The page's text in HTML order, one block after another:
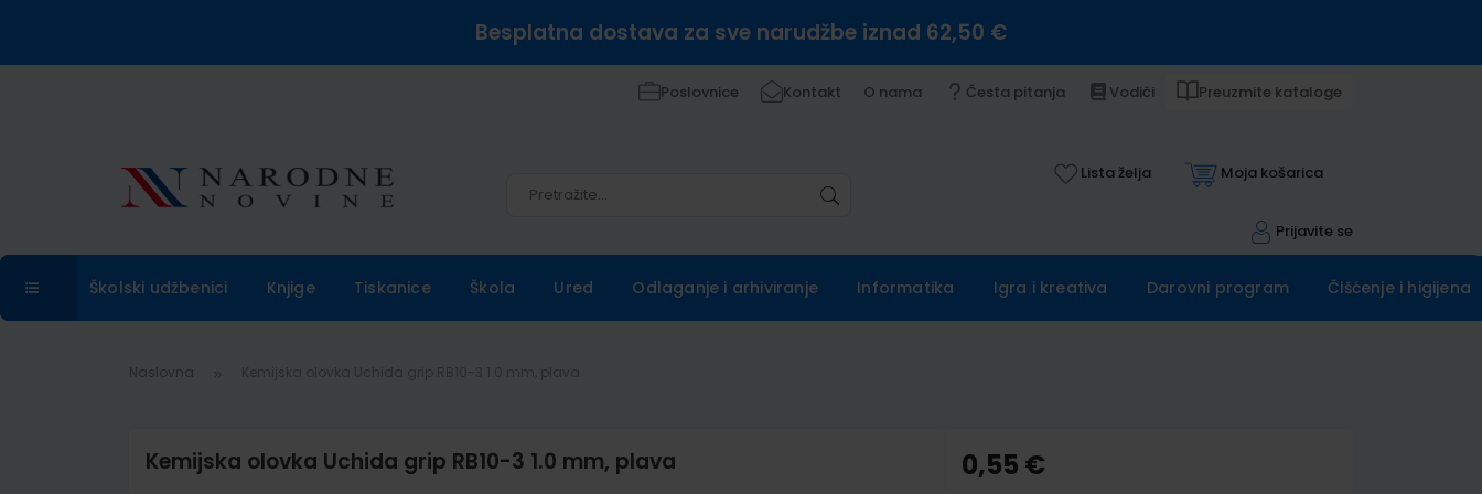
Besplatna dostava za sve narudžbe iznad 62,50 €
Poslovnice Kontakt O nama Česta pitanja Vodiči Preuzmite kataloge
Lista želja Moja košarica
Prijavite se
Školski udžbenici Knjige Tiskanice Škola Ured Odlaganje i arhiviranje Informatika Igra i kreativa Darovni program Čišćenje i higijena
Naslovna
Kemijska olovka Uchida grip RB10-3 1.0 mm, plava 0,55 €